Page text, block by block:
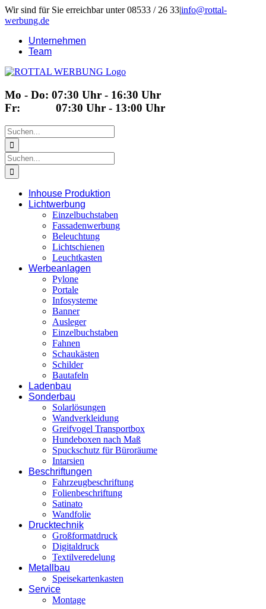
Zum
Inhalt
Wir sind für Sie erreichbar unter 08533 / 26 33|info@rottal-
werbung.de
Unternehmen
Team
Mo - Do: 07:30 Uhr - 16:30 Uhr
Fr: 07:30 Uhr - 13:00 Uhr
Suche
nach:
Suche
nach:
Inhouse Produktion
Lichtwerbung
Einzelbuchstaben
Fassadenwerbung
Beleuchtung
Lichtschienen
Leuchtkasten
Werbeanlagen
Pylone
Portale
Infosysteme
Banner
Ausleger
Einzelbuchstaben
Fahnen
Schaukästen
Schilder
Bautafeln
Ladenbau
Sonderbau
Solarlösungen
Wandverkleidung
Greifvogel Transportbox
Hundeboxen nach Maß
Spuckschutz für Büroräume
Intarsien
Beschriftungen
Fahrzeugbeschriftung
Folienbeschriftung
Satinato
Wandfolie
Drucktechnik
Großformatdruck
Digitaldruck
Textilveredelung
Metallbau
Speisekartenkasten
Service
Montage